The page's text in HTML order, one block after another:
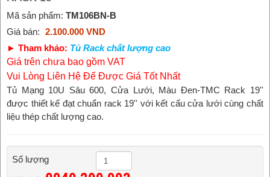
Mã sản phẩm: TM106BN-B
Giá bán: 2.100.000 VND
► Tham khảo: Tủ Rack chất lượng cao
Giá trên chưa bao gồm VAT
Vui Lòng Liên Hệ Để Được Giá Tốt Nhất
Tủ Mạng 10U Sâu 600, Cửa Lưới, Màu Đen-TMC Rack 19''
được thiết kế đạt chuẩn rack 19'' với kết cấu cửa lưới cùng chất
liệu thép chất lượng cao.
Số lượng